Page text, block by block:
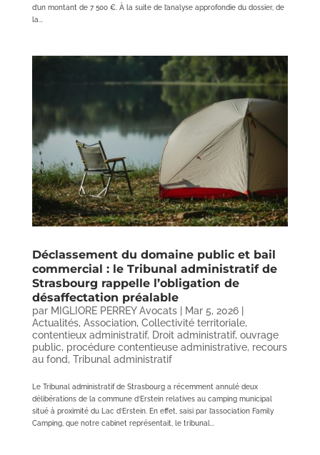
d’un montant de 7 500 €. À la suite de l’analyse approfondie du dossier, de
la...
Déclassement du domaine public et bail
commercial : le Tribunal administratif de
Strasbourg rappelle l’obligation de
désaffectation préalable
par MIGLIORE PERREY Avocats| Mar 5, 2026|
Actualités, Association, Collectivité territoriale,
contentieux administratif, Droit administratif, ouvrage
public, procédure contentieuse administrative, recours
au fond, Tribunal administratif
Le Tribunal administratif de Strasbourg a récemment annulé deux
délibérations de la commune d’Erstein relatives au camping municipal
situé à proximité du Lac d’Erstein. En effet, saisi par l’association Family
Camping, que notre cabinet représentait, le tribunal...